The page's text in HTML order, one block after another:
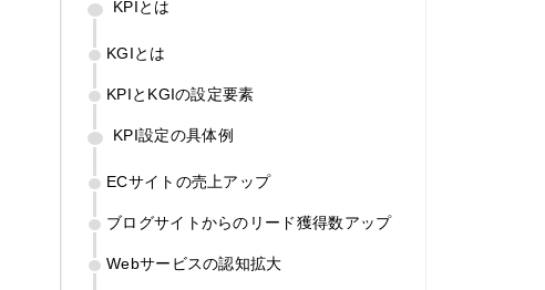
KPIとは
KGIとは
KPIとKGIの設定要素
KPI設定の具体例
ECサイトの売上アップ
ブログサイトからのリード獲得数アップ
Webサービスの認知拡大